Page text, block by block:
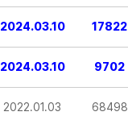
2024.03.10 17822
2024.03.10 9702
2022.01.03 68498